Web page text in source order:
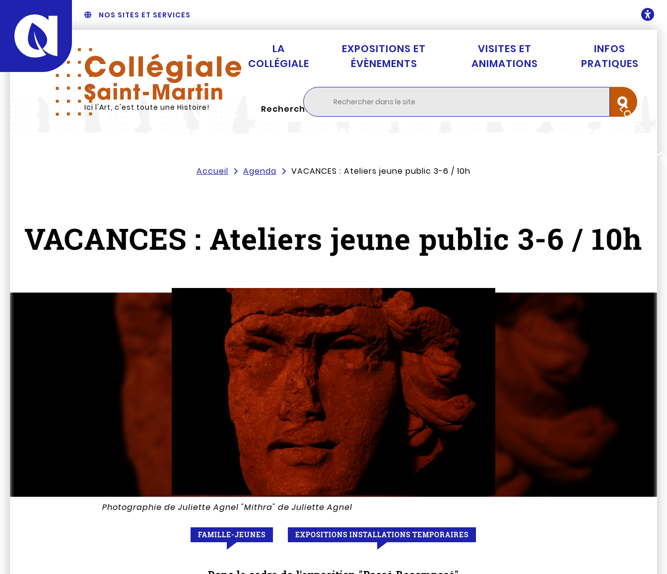
NOS SITES ET SERVICES
Ici l'Art, c'est toute une Histoire!
LA
COLLÉGIALE
EXPOSITIONS ET
ÉVÈNEMENTS
VISITES ET
ANIMATIONS
INFOS
PRATIQUES
Rechercher
Accueil Agenda VACANCES : Ateliers jeune public 3-6 / 10h
VACANCES : Ateliers jeune public 3-6 / 10h
Photographie de Juliette Agnel"Mithra" de Juliette Agnel
FAMILLE-JEUNES EXPOSITIONS INSTALLATIONS TEMPORAIRES